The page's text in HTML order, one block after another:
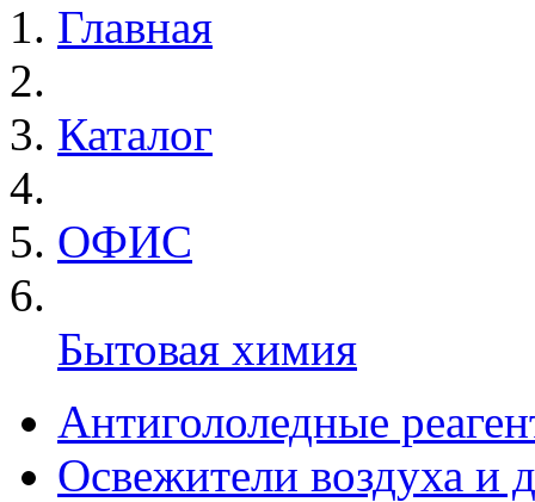
Главная
Каталог
ОФИС
Бытовая химия
Антигололедные
Освежители воздуха и